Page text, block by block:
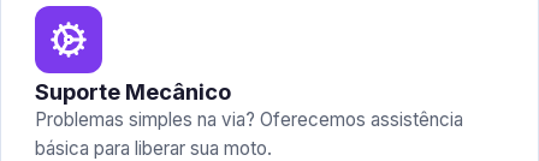
Suporte Mecânico
Problemas simples na via? Oferecemos assistência
básica para liberar sua moto.